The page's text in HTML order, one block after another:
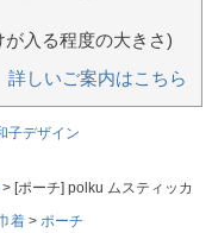
入る程度の大きさ)
詳しいご案内はこちら
子デザイン
[ポーチ] polku ムスティッカ
着
ポーチ